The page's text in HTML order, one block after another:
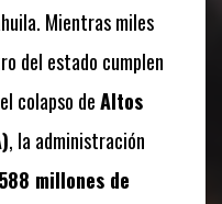
Mientras miles
del estado cumplen
colapso deAltos
, la administración
588 millones de